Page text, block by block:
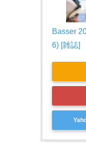
Basser
6) [雑誌]